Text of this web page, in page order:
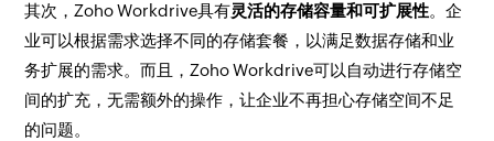
其次，Zoho Workdrive具有灵活的存储容量和可扩展性。企
业可以根据需求选择不同的存储套餐，以满足数据存储和业
务扩展的需求。而且，Zoho Workdrive可以自动进行存储空
间的扩充，无需额外的操作，让企业不再担心存储空间不足
的问题。